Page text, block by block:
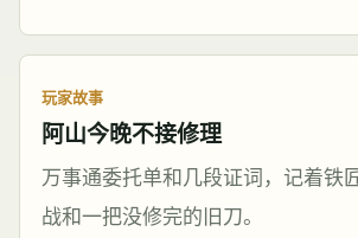
玩家故事
阿山今晚不接修理
万事通委托单和几段证词，记着铁
战和一把没修完的旧刀。